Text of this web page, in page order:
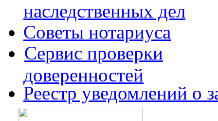
наследственных дел
Советы нотариуса
Сервис проверки
доверенностей
Реестр уведомлений о